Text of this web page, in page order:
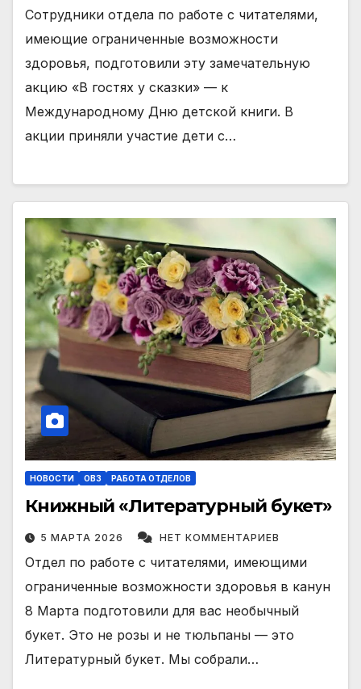
Сотрудники отдела по работе с читателями,
имеющие ограниченные возможности
здоровья, подготовили эту замечательную
акцию «В гостях у сказки» — к
Международному Дню детской книги. В
акции приняли участие дети с…
НОВОСТИ ОВЗ РАБОТА ОТДЕЛОВ
Книжный «Литературный букет»
5 МАРТА 2026 НЕТ КОММЕНТАРИЕВ
Отдел по работе с читателями, имеющими
ограниченные возможности здоровья в канун
8 Марта подготовили для вас необычный
букет. Это не розы и не тюльпаны — это
Литературный букет. Мы собрали…